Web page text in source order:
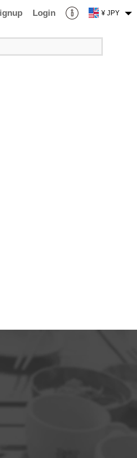
Login ¥ JPY